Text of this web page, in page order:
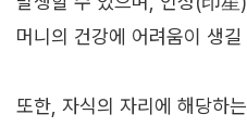
머니의 건강에 어려움이 생
또한, 자식의 자리에 해당하